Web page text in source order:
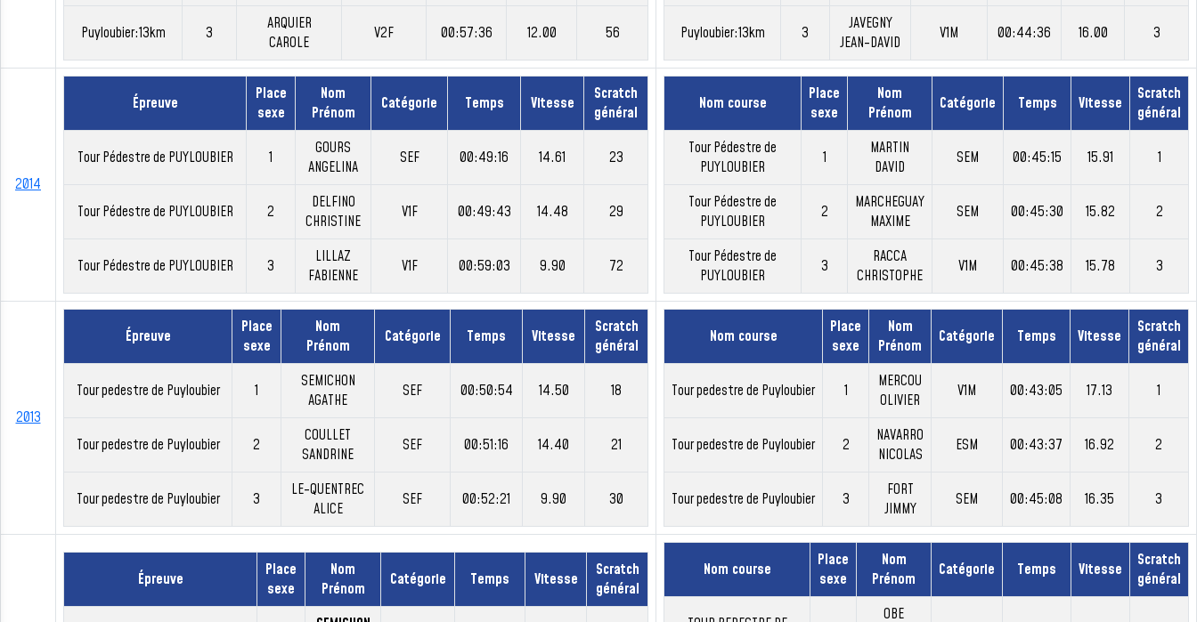
Puyloubier:13km 3
ARQUIER
CAROLE
V2F 00:57:36 12.00 56 Puyloubier:13km 3
JAVEGNY
JEAN-DAVID
V1M 00:44:36 16.00 3
2014
Épreuve
Place
sexe
Nom
Prénom
Catégorie Temps Vitesse
Scratch
général
Tour Pédestre de PUYLOUBIER 1
GOURS
ANGELINA
SEF 00:49:16 14.61 23
Tour Pédestre de PUYLOUBIER 2
DELFINO
CHRISTINE
V1F 00:49:43 14.48 29
Tour Pédestre de PUYLOUBIER 3
LILLAZ
FABIENNE
V1F 00:59:03 9.90 72
Nom course
Place
sexe
Nom
Prénom
Catégorie Temps Vitesse
Scratch
général
Tour Pédestre de
PUYLOUBIER
1
MARTIN
DAVID
SEM 00:45:15 15.91 1
Tour Pédestre de
PUYLOUBIER
2
MARCHEGUAY
MAXIME
SEM 00:45:30 15.82 2
Tour Pédestre de
PUYLOUBIER
3
RACCA
CHRISTOPHE
V1M 00:45:38 15.78 3
2013
Épreuve
Place
sexe
Nom
Prénom
Catégorie Temps Vitesse
Scratch
général
Tour pedestre de Puyloubier 1
SEMICHON
AGATHE
SEF 00:50:54 14.50 18
Tour pedestre de Puyloubier 2
COULLET
SANDRINE
SEF 00:51:16 14.40 21
Tour pedestre de Puyloubier 3
LE-QUENTREC
ALICE
SEF 00:52:21 9.90 30
Nom course
Place
sexe
Nom
Prénom
Catégorie Temps Vitesse
Scratch
général
Tour pedestre de Puyloubier 1
MERCOU
OLIVIER
V1M 00:43:05 17.13 1
Tour pedestre de Puyloubier 2
NAVARRO
NICOLAS
ESM 00:43:37 16.92 2
Tour pedestre de Puyloubier 3
FORT
JIMMY
SEM 00:45:08 16.35 3
Épreuve
Place
sexe
Nom
Prénom
Catégorie Temps Vitesse
Scratch
général
Nom course
Place
sexe
Nom
Prénom
Catégorie Temps Vitesse
Scratch
général
OBE